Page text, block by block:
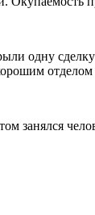
одну
занялся